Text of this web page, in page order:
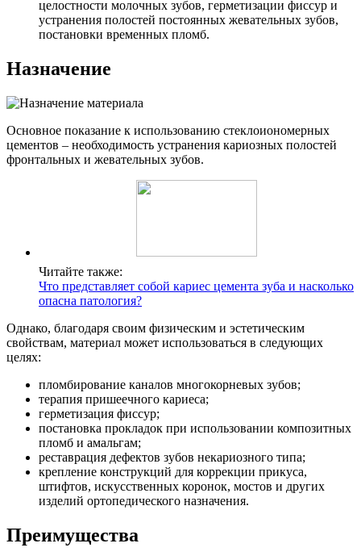
целостности молочных зубов, герметизации фиссур и
устранения полостей постоянных жевательных зубов,
постановки временных пломб.
Назначение
Основное показание к использованию стеклоиономерных
цементов – необходимость устранения кариозных полостей
фронтальных и жевательных зубов.
Читайте также:
Что представляет собой кариес цемента зуба и насколько
опасна патология?
Однако, благодаря своим физическим и эстетическим
свойствам, материал может использоваться в следующих
целях:
пломбирование каналов многокорневых зубов;
терапия пришеечного кариеса;
герметизация фиссур;
постановка прокладок при использовании композитных
пломб и амальгам;
реставрация дефектов зубов некариозного типа;
крепление конструкций для коррекции прикуса,
штифтов, искусственных коронок, мостов и других
изделий ортопедического назначения.
Преимущества